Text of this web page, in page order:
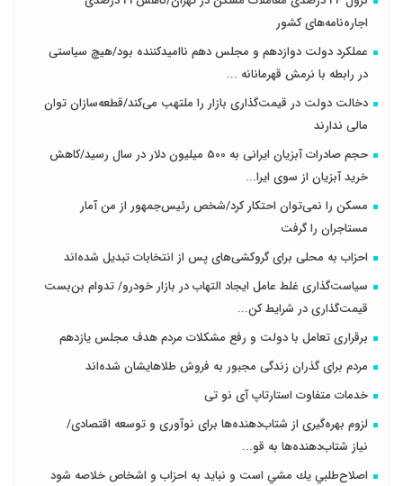
اجاره‌نامه‌های کشور
عملکرد دولت دوازدهم و مجلس دهم ناامیدکننده بود/هیچ سیاستی
در رابطه با نرمش قهرمانانه ...
دخالت دولت در قیمت‌گذاری بازار را ملتهب می‌کند/قطعه‌سازان توان
مالی ندارند
حجم صادرات آبزیان ایرانی به 500 میلیون دلار در سال رسید/کاهش
خرید آبزیان از سوی ایرا...
مسکن را نمی‌توان احتکار کرد/شخص رئیس‌جمهور از من آمار
مستاجران را گرفت
احزاب به محلی برای گروکشی‌های پس از انتخابات تبدیل شده‌اند
سیاست‌گذاری غلط عامل ایجاد التهاب در بازار خودرو/ تدوام بن‌بست
قیمت‌گذاری در شرایط کن...
برقراری تعامل با دولت و رفع مشکلات مردم هدف مجلس‌ یازدهم
مردم برای گذران زندگی مجبور به فروش طلاهایشان شده‌اند
خدمات متفاوت استارتاپ آی نو تی
لزوم بهره‌گیری از شتاب‌دهنده‌ها برای نوآوری و توسعه اقتصادی/
نیاز شتاب‌دهنده‌ها به قو...
اصلاح‌طلبي يك مشي است و نبايد به احزاب و اشخاص خلاصه شود